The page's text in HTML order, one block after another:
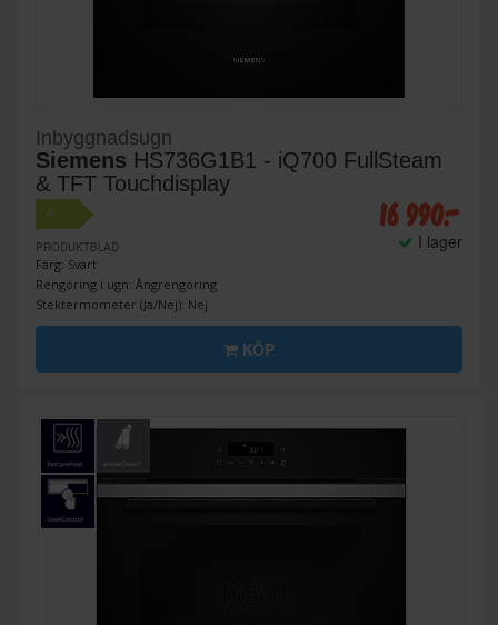
Inbyggnadsugn
Siemens HS736G1B1 - iQ700 FullSteam
& TFT Touchdisplay
A+
PRODUKTBLAD
Färg: Svart
Rengöring i ugn: Ångrengöring
Stektermometer (Ja/Nej): Nej
16 990:-
I lager
KÖP